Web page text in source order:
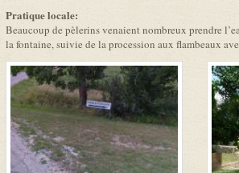
Pratique locale:
Beaucoup de pèlerins venaient nombreux prendre
la fontaine, suivie de la procession aux flambeaux